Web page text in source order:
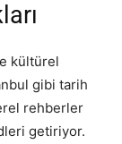
kültürel
gibi tarih
rehberler
getiriyor.